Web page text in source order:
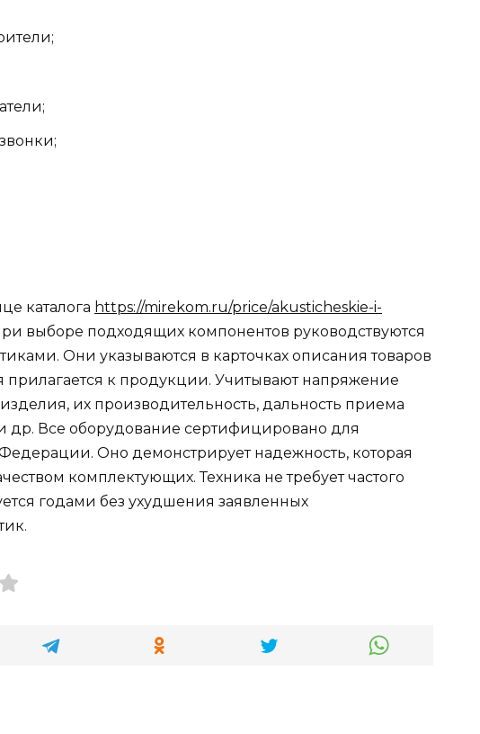
каталога https://mirekom.ru/price/akusticheskie-i-
выборе подходящих компонентов руководствуются
Они указываются в карточках описания товаров
прилагается к продукции. Учитывают напряжение
их производительность, дальность приема
др. Все оборудование сертифицировано для
Оно демонстрирует надежность, которая
комплектующих. Техника не требует частого
годами без ухудшения заявленных